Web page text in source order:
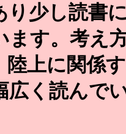
り少し読書
ます。考え
陸上に関係す
広く読んで